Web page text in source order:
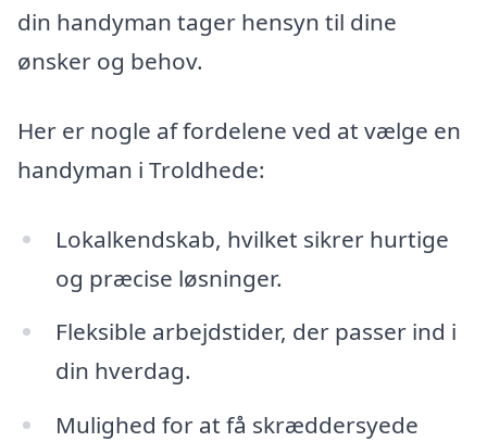
din handyman tager hensyn til dine
ønsker og behov.
Her er nogle af fordelene ved at vælge en
handyman i Troldhede:
Lokalkendskab, hvilket sikrer hurtige
og præcise løsninger.
Fleksible arbejdstider, der passer ind i
din hverdag.
Mulighed for at få skræddersyede